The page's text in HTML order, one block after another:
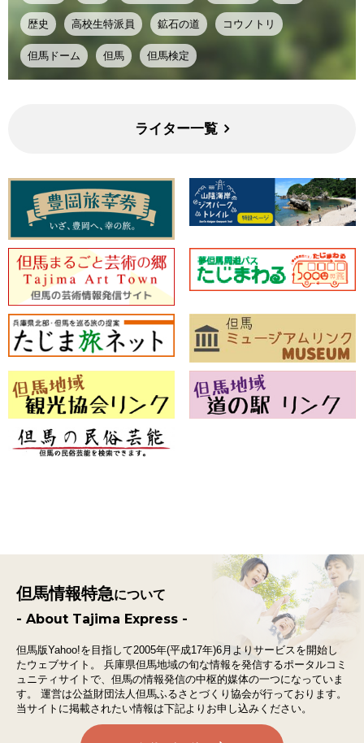
歴史 高校生特派員 鉱石の道 コウノトリ
但馬ドーム 但馬 但馬検定
ライター一覧
但馬情報特急について
- About Tajima Express -
但馬版Yahoo!を目指して2005年(平成17年)6月よりサービスを開始し
たウェブサイト。
兵庫県但馬地域の旬な情報を発信するポータルコミ
ュニティサイトで、 但馬の情報発信の中枢的媒体の一つになっていま
す。
運営は公益財団法人但馬ふるさとづくり協会が行っております。
当サイトに掲載されたい情報は下記よりお申し込みください。